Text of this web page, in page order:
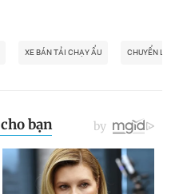
XE BÁN TẢI CHẠY ẨU CHUYỂN LÀN